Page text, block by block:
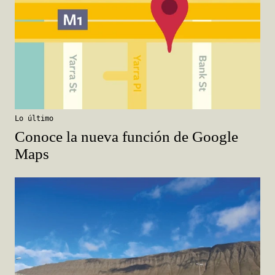
Lo último
Conoce la nueva función de Google
Maps